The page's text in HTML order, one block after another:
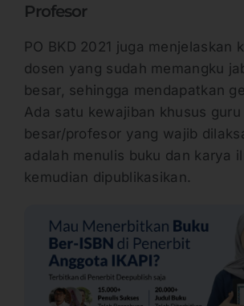
Profesor
PO BKD 2021 juga menjelaskan
dosen yang sudah memangku
besar, sehingga mendapatkan
Ada satu kewajiban khusus guru
besar/profesor yang wajib
adalah menulis buku dan karya
kemudian dipublikasikan.